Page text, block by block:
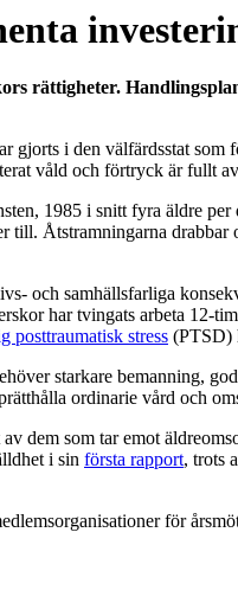
rättigheter.
gjorts i den välfärdsstat
våld och förtryck är fullt
1985 i snitt fyra äldre per
till. Åtstramningarna
och samhällsfarliga
har tvingats arbeta 12-
posttraumatisk stress (PTSD)
starkare bemanning,
ordinarie vård och
dem som tar emot
i sin första rapport, trots
för